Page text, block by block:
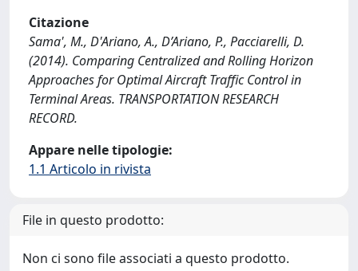
Citazione
Sama', M., D'Ariano, A., D’Ariano, P., Pacciarelli, D.
(2014). Comparing Centralized and Rolling Horizon
Approaches for Optimal Aircraft Traffic Control in
Terminal Areas. TRANSPORTATION RESEARCH
RECORD.
Appare nelle tipologie:
1.1 Articolo in rivista
File in questo prodotto:
Non ci sono file associati a questo prodotto.